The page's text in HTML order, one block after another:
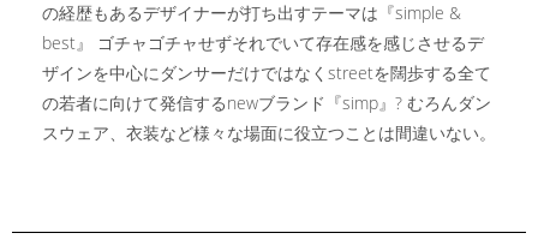
の経歴もあるデザイナーが打ち出すテーマは『simple &
best』 ゴチャゴチャせずそれでいて存在感を感じさせるデ
ザインを中心にダンサーだけではなくstreetを闊歩する全て
の若者に向けて発信するnewブランド『simp』? むろんダン
スウェア、衣装など様々な場面に役立つことは間違いない。